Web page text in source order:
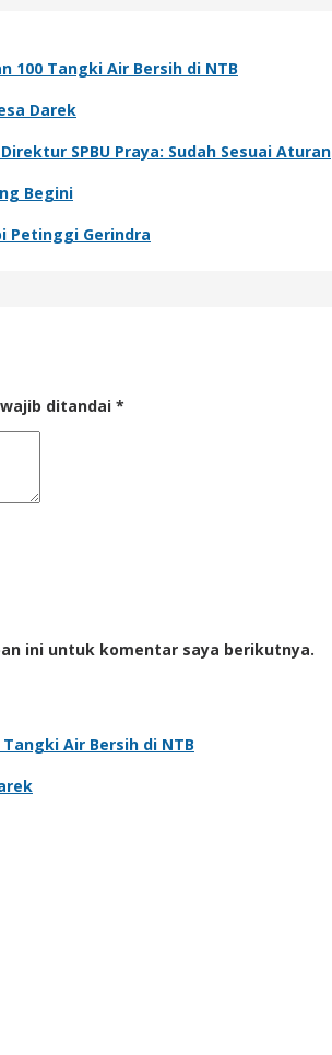
100 Tangki Air Bersih di NTB
Darek
SPBU Praya: Sudah Sesuai Aturan
Begini
Petinggi Gerindra
ditandai *
ini untuk komentar saya berikutnya.
Air Bersih di NTB